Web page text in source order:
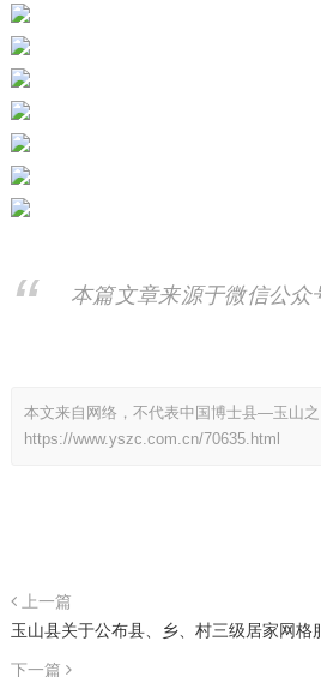
本篇文章来源于微信公众
本文来自网络，不代表中国博士县—玉山之
https://www.yszc.com.cn/70635.html
上一篇
玉山县关于公布县、乡、村三级居家网格
下一篇